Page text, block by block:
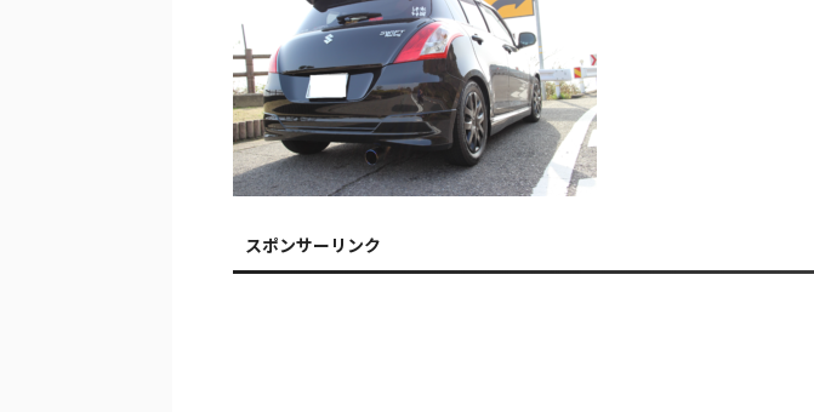
スポンサーリンク